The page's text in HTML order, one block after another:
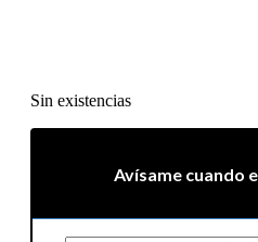
Sin existencias
Avísame cuando